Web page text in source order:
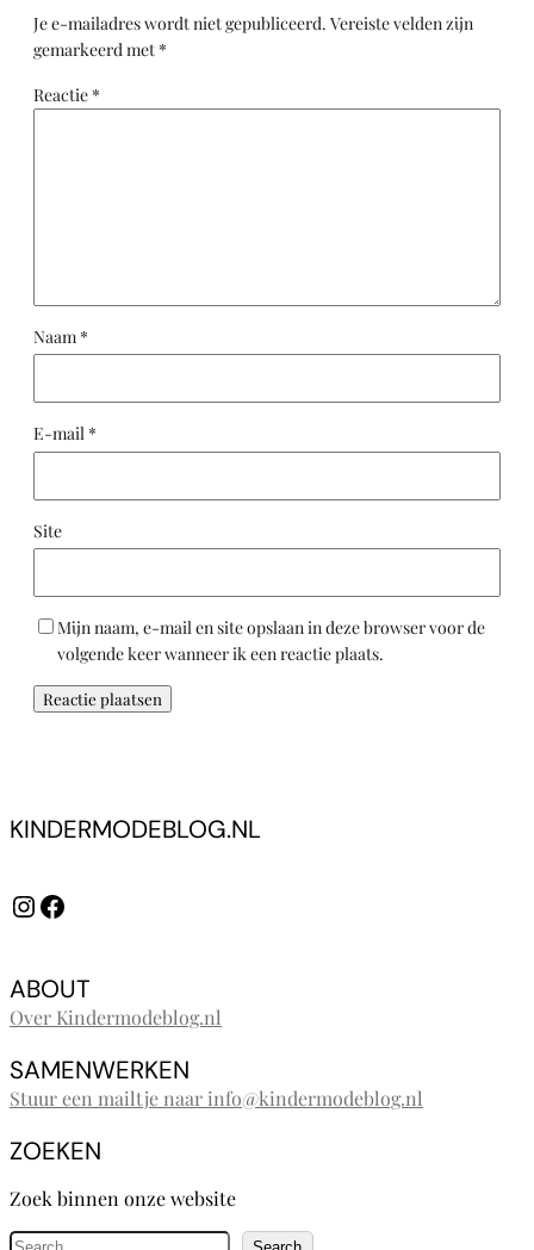
Je e-mailadres wordt niet gepubliceerd. Vereiste velden zijn
gemarkeerd met *
Reactie *
Naam *
E-mail *
Site
Mijn naam, e-mail en site opslaan in deze browser voor de
volgende keer wanneer ik een reactie plaats.
KINDERMODEBLOG.NL
InstagramFacebook
ABOUT
Over Kindermodeblog.nl
SAMENWERKEN
Stuur een mailtje naar info@kindermodeblog.nl
ZOEKEN
Zoek binnen onze website
Z